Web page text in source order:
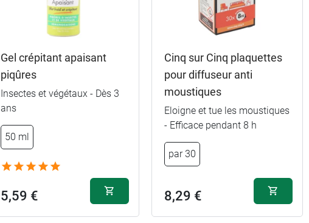
Gel crépitant apaisant
piqûres
Insectes et végétaux - Dès 3
ans
50 ml
5,59 €
Cinq sur Cinq plaquettes
pour diffuseur anti
moustiques
Eloigne et tue les moustiques
- Efficace pendant 8 h
par 30
8,29 €